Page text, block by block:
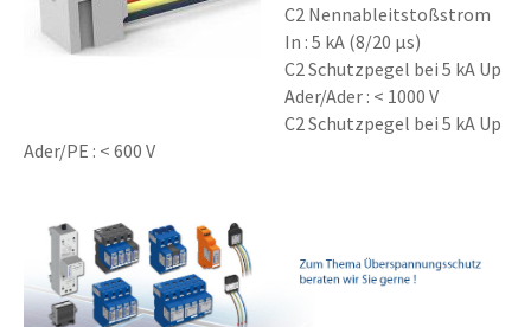
C2 Nennableitstoßstrom
In : 5 kA (8/20 µs)
C2 Schutzpegel bei 5 kA Up
Ader/Ader : < 1000 V
C2 Schutzpegel bei 5 kA Up
Ader/PE : < 600 V